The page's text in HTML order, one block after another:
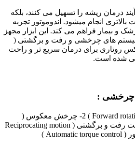
درمان ریشه را تسهیل می کنند، بلکه
انجام میشود. اندوموتور تجربه
و بیمار فراهم می کند. این ابزار مجهز
های چرخشی و رفت و برگشتی (
روتاری برای درمان سریع تر و راحت
شده است.
چرخشی :
1- چرخش رو به جلو ( Forward rotation ) 2- چرخش معکوس (
Reverse rotation ) 3- حرکت رفت و برگشتی ( Reciprocating motion